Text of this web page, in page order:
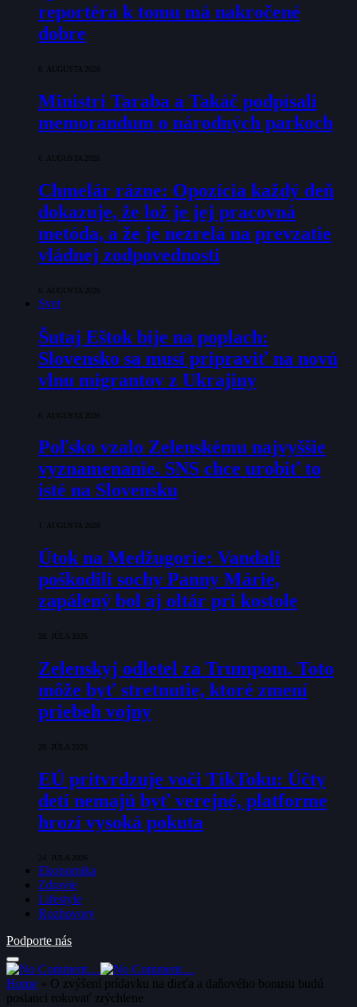
reportéra k tomu má nakročené
dobre
6. AUGUSTA 2026
Ministri Taraba a Takáč podpísali
memorandum o národných parkoch
6. AUGUSTA 2026
Chmelár rázne: Opozícia každý deň
dokazuje, že lož je jej pracovná
metóda, a že je nezrelá na prevzatie
vládnej zodpovednosti
6. AUGUSTA 2026
Svet
Šutaj Eštok bije na poplach:
Slovensko sa musí pripraviť na novú
vlnu migrantov z Ukrajiny
6. AUGUSTA 2026
Poľsko vzalo Zelenskému najvyššie
vyznamenanie. SNS chce urobiť to
isté na Slovensku
1. AUGUSTA 2026
Útok na Medžugorie: Vandali
poškodili sochy Panny Márie,
zapálený bol aj oltár pri kostole
28. JÚLA 2026
Zelenskyj odletel za Trumpom. Toto
môže byť stretnutie, ktoré zmení
priebeh vojny
28. JÚLA 2026
EÚ pritvrdzuje voči TikToku: Účty
detí nemajú byť verejné, platforme
hrozí vysoká pokuta
24. JÚLA 2026
Ekonomika
Zdravie
Lifestyle
Rozhovory
Podporte nás
Home » O zvýšení prídavku na dieťa a daňového bonusu budú
poslanci rokovať zrýchlene